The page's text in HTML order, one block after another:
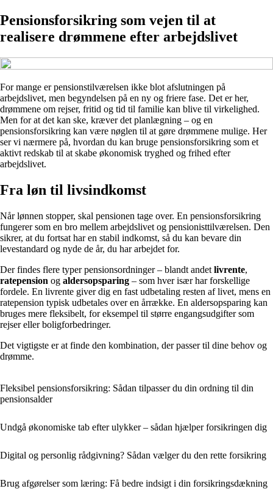
Pensionsforsikring som vejen til at
realisere drømmene efter arbejdslivet
For mange er pensionstilværelsen ikke blot afslutningen på
arbejdslivet, men begyndelsen på en ny og friere fase. Det er her,
drømmene om rejser, fritid og tid til familie kan blive til virkelighed.
Men for at det kan ske, kræver det planlægning – og en
pensionsforsikring kan være nøglen til at gøre drømmene mulige. Her
ser vi nærmere på, hvordan du kan bruge pensionsforsikring som et
aktivt redskab til at skabe økonomisk tryghed og frihed efter
arbejdslivet.
Fra løn til livsindkomst
Når lønnen stopper, skal pensionen tage over. En pensionsforsikring
fungerer som en bro mellem arbejdslivet og pensionisttilværelsen. Den
sikrer, at du fortsat har en stabil indkomst, så du kan bevare din
levestandard og nyde de år, du har arbejdet for.
Der findes flere typer pensionsordninger – blandt andet livrente,
ratepension og aldersopsparing – som hver især har forskellige
fordele. En livrente giver dig en fast udbetaling resten af livet, mens en
ratepension typisk udbetales over en årrække. En aldersopsparing kan
bruges mere fleksibelt, for eksempel til større engangsudgifter som
rejser eller boligforbedringer.
Det vigtigste er at finde den kombination, der passer til dine behov og
drømme.
Fleksibel pensionsforsikring: Sådan tilpasser du din ordning til din
pensionsalder
Undgå økonomiske tab efter ulykker – sådan hjælper forsikringen dig
Digital og personlig rådgivning? Sådan vælger du den rette forsikring
Brug afgørelser som læring: Få bedre indsigt i din forsikringsdækning